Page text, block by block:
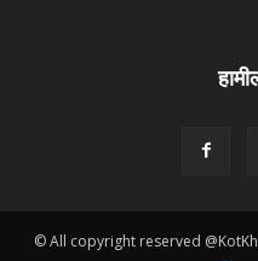
© All copyright reserved